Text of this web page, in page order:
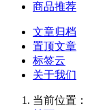
商品推荐
文章归档
置顶文章
标签云
关于我们
当前位置：